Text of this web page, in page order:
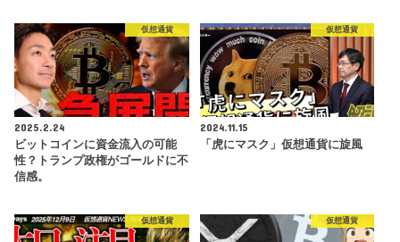
仮想通貨
2025.2.24
ビットコインに資金流入の可能
性？トランプ政権がゴールドに不
信感。
仮想通貨
2024.11.15
「虎にマスク」仮想通貨に旋風
仮想通貨 仮想通貨